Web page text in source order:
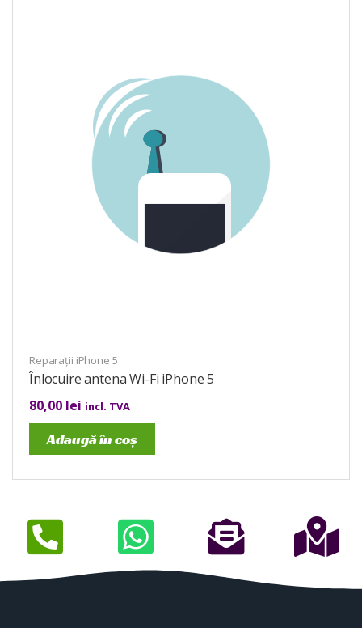
Reparații iPhone 5
Înlocuire antena Wi-Fi iPhone 5
80,00 lei incl. TVA
Adaugă în coș